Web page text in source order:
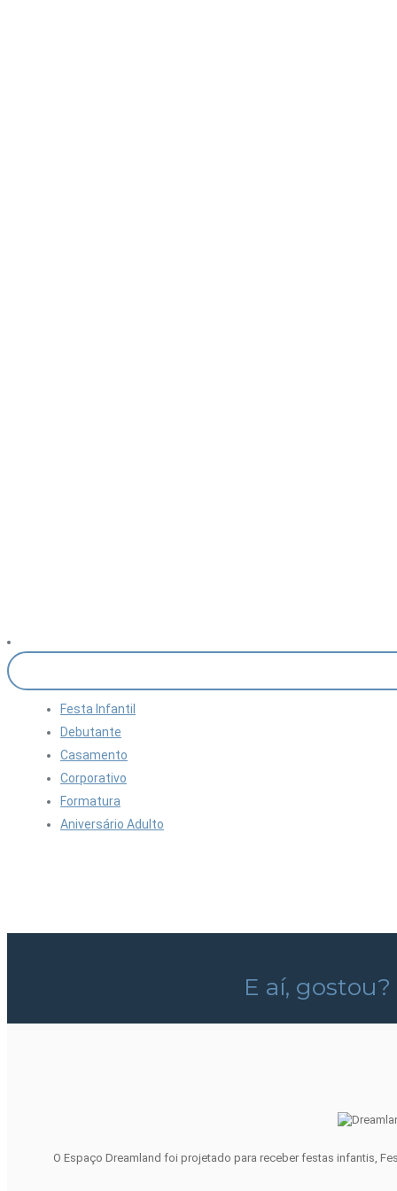
Festa Infantil
Debutante
Casamento
Corporativo
Formatura
Aniversário Adulto
E aí, gostou?
O Espaço Dreamland foi projetado para receber festas infantis,